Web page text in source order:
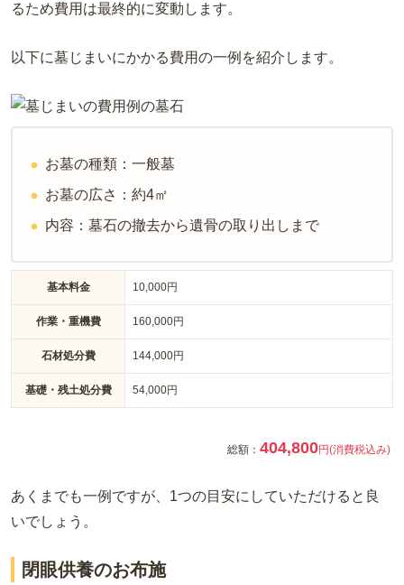
るため費用は最終的に変動します。
以下に墓じまいにかかる費用の一例を紹介します。
お墓の種類：一般墓
お墓の広さ：約4㎡
内容：墓石の撤去から遺骨の取り出しまで
基本料金 10,000円
作業・重機費 160,000円
石材処分費 144,000円
基礎・残土処分費 54,000円
総額： 404,800円(消費税込み)
あくまでも一例ですが、1つの目安にしていただけると良
いでしょう。
閉眼供養のお布施